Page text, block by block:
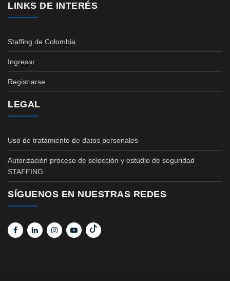
LINKS DE INTERÉS
Staffing de Colombia
Ingresar
Registrarse
LEGAL
Uso de tratamiento de datos personales
Autorización proceso de selección y estudio de seguridad
STAFFING
SÍGUENOS EN NUESTRAS REDES